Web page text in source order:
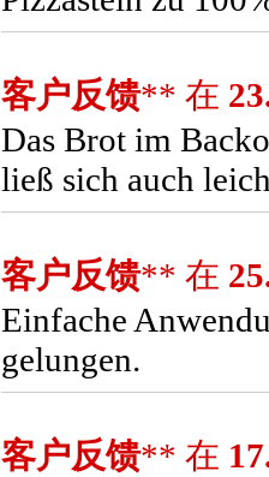
客户反馈** 在
Das Brot im
ließ sich auch
客户反馈** 在
Einfache
gelungen.
客户反馈** 在